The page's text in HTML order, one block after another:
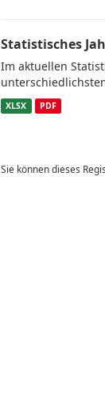
Statistisches
Im aktuellen
XLSX PDF
Sie können dieses